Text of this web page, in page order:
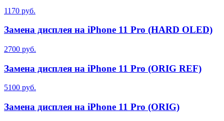
1170 руб.
Замена дисплея на iPhone 11 Pro (HARD OLED)
2700 руб.
Замена дисплея на iPhone 11 Pro (ORIG REF)
5100 руб.
Замена дисплея на iPhone 11 Pro (ORIG)